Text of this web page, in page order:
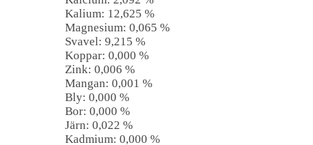
Kalium: 12,625 %
Magnesium: 0,065 %
Svavel: 9,215 %
Koppar: 0,000 %
Zink: 0,006 %
Mangan: 0,001 %
Bly: 0,000 %
Bor: 0,000 %
Järn: 0,022 %
Kadmium: 0,000 %